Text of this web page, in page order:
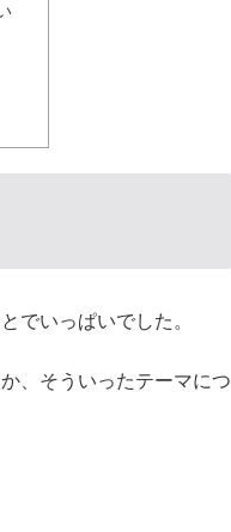
でいっぱいでした。
、そういったテーマにつ